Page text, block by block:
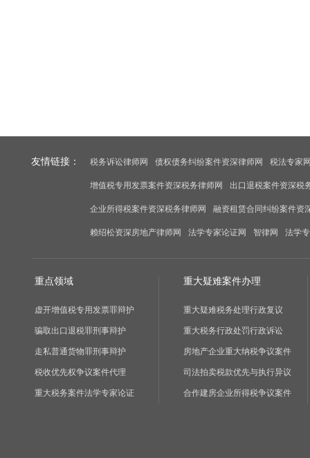
友情链接： 税务诉讼律师网 债权债务纠纷案件资深律师网 税法专家
增值税专用发票案件资深税务律师网 出口退税案件资深税
企业所得税案件资深税务律师网 融资租赁合同纠纷案件资
赖绍松资深房地产律师网 法学专家论证网 智律网 法学
重点领域
虚开增值税专用发票罪辩护
骗取出口退税罪刑事辩护
走私普通货物罪刑事辩护
税收优先权争议案件代理
重大税务案件法学专家论证
重大疑难案件办理
重大疑难税务处理行政复议
重大税务行政处罚行政诉讼
房地产企业重大纳税争议案件
司法拍卖税款优先与执行异议
合作建房企业所得税争议案件